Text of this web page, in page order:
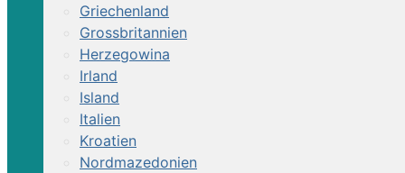
Griechenland
Grossbritannien
Herzegowina
Irland
Island
Italien
Kroatien
Nordmazedonien